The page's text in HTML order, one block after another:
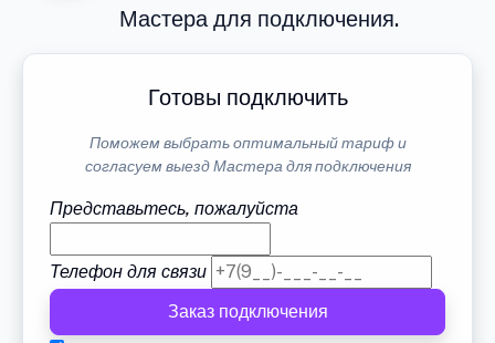
Мастера для подключения.
Готовы подключить
Поможем выбрать оптимальный тариф и
согласуем выезд Мастера для подключения
Представьтесь, пожалуйста
Телефон для связи
Заказ подключения